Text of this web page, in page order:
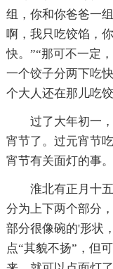
组，你和你爸爸一
啊，我只吃饺馅，
快。”“那可不一定
一个饺子分两下吃
个大人还在那儿吃饺
过了大年初一
宵节了。过元宵节
宵节有关面灯的事。
淮北有正月十
分为上下两个部分
部分很像碗的'形状
点“其貌不扬”，但